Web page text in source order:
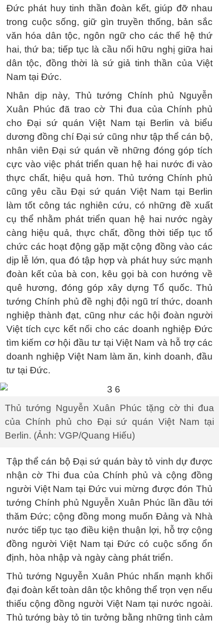
Đức phát huy tinh thần đoàn kết, giúp đỡ nhau
trong cuộc sống, giữ gìn truyền thống, bản sắc
văn hóa dân tộc, ngôn ngữ cho các thế hệ thứ
hai, thứ ba; tiếp tục là cầu nối hữu nghị giữa hai
dân tộc, đồng thời là sứ giả tinh thần của Việt
Nam tại Đức.
Nhân dịp này, Thủ tướng Chính phủ Nguyễn
Xuân Phúc đã trao cờ Thi đua của Chính phủ
cho Đại sứ quán Việt Nam tại Berlin và biểu
dương đồng chí Đại sứ cũng như tập thể cán bộ,
nhân viên Đại sứ quán về những đóng góp tích
cực vào việc phát triển quan hệ hai nước đi vào
thực chất, hiệu quả hơn. Thủ tướng Chính phủ
cũng yêu cầu Đại sứ quán Việt Nam tại Berlin
làm tốt công tác nghiên cứu, có những đề xuất
cụ thể nhằm phát triển quan hệ hai nước ngày
càng hiệu quả, thực chất, đồng thời tiếp tục tổ
chức các hoạt động gặp mặt cộng đồng vào các
dịp lễ lớn, qua đó tập hợp và phát huy sức mạnh
đoàn kết của bà con, kêu gọi bà con hướng về
quê hương, đóng góp xây dựng Tổ quốc. Thủ
tướng Chính phủ đề nghị đội ngũ trí thức, doanh
nghiệp thành đạt, cũng như các hội đoàn người
Việt tích cực kết nối cho các doanh nghiệp Đức
tìm kiếm cơ hội đầu tư tại Việt Nam và hỗ trợ các
doanh nghiệp Việt Nam làm ăn, kinh doanh, đầu
tư tại Đức.
Thủ tướng Nguyễn Xuân Phúc tặng cờ thi đua
của Chính phủ cho Đại sứ quán Việt Nam tại
Berlin. (Ảnh: VGP/Quang Hiếu)
Tập thể cán bộ Đại sứ quán bày tỏ vinh dự được
nhận cờ Thi đua của Chính phủ và cộng đồng
người Việt Nam tại Đức vui mừng được đón Thủ
tướng Chính phủ Nguyễn Xuân Phúc lần đầu tới
thăm Đức; cộng đồng mong muốn Đảng và Nhà
nước tiếp tục tạo điều kiện thuận lợi, hỗ trợ cộng
đồng người Việt Nam tại Đức có cuộc sống ổn
định, hòa nhập và ngày càng phát triển.
Thủ tướng Nguyễn Xuân Phúc nhấn mạnh khối
đại đoàn kết toàn dân tộc không thể trọn vẹn nếu
thiếu cộng đồng người Việt Nam tại nước ngoài.
Thủ tướng bày tỏ tin tưởng bằng những tình cảm